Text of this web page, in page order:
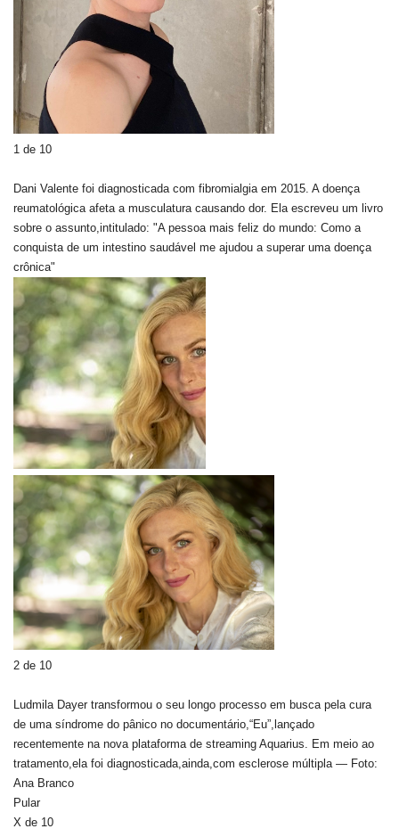
1 de 10
Dani Valente foi diagnosticada com fibromialgia em 2015. A doença
reumatológica afeta a musculatura causando dor. Ela escreveu um livro
sobre o assunto,intitulado: "A pessoa mais feliz do mundo: Como a
conquista de um intestino saudável me ajudou a superar uma doença
crônica"
2 de 10
Ludmila Dayer transformou o seu longo processo em busca pela cura
de uma síndrome do pânico no documentário,“Eu”,lançado
recentemente na nova plataforma de streaming Aquarius. Em meio ao
tratamento,ela foi diagnosticada,ainda,com esclerose múltipla — Foto:
Ana Branco
Pular
X de 10